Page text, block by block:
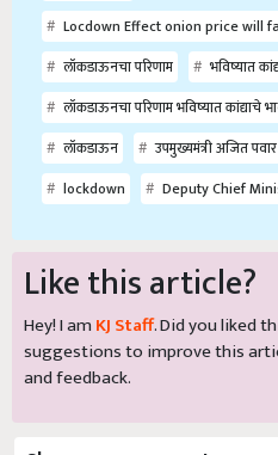
Locdown Effect onion price will
लॉकडाऊनचा परिणाम
भविष्यात
लॉकडाऊनचा परिणाम भविष्यात कांद्याचे
लॉकडाऊन
उपमुख्यमंत्री अजित पवार
lockdown
Deputy Chief
Like this article?
Hey! I am KJ Staff. Did you liked
suggestions to improve this
and feedback.